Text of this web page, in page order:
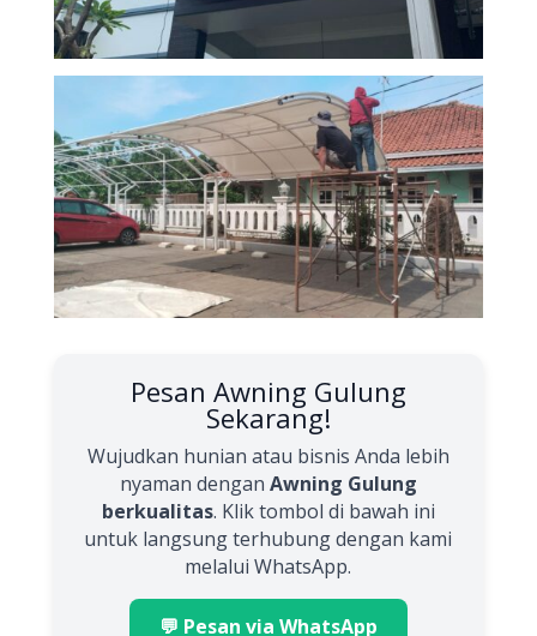
Pesan Awning Gulung
Sekarang!
Wujudkan hunian atau bisnis Anda lebih
nyaman dengan Awning Gulung
berkualitas. Klik tombol di bawah ini
untuk langsung terhubung dengan kami
melalui WhatsApp.
💬 Pesan via WhatsApp